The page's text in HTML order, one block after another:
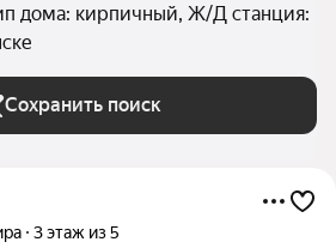
дома: кирпичный, Ж/Д станция:
Сохранить поиск
3 этаж из 5